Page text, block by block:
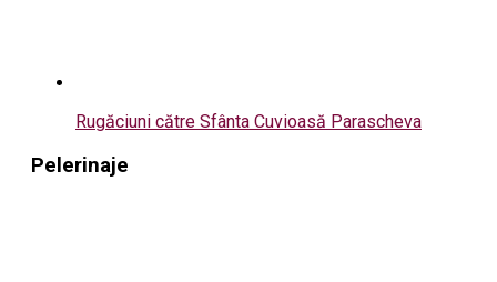
Rugăciuni către Sfânta Cuvioasă Parascheva
Pelerinaje